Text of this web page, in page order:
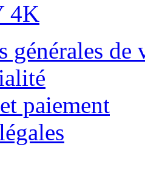
4K
générales de
paiement